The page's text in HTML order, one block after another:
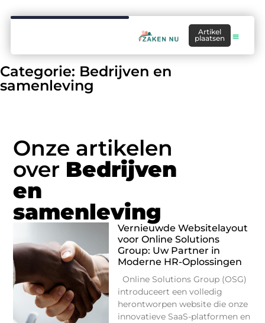
Artikel
plaatsen
Categorie: Bedrijven en
samenleving
Onze artikelen
over Bedrijven
en
samenleving
Vernieuwde Website­lay­out
voor Online Solutions
Group: Uw Partner in
Moderne HR-Oplossingen
Online Solutions Group (OSG)
introduceert een volledig
herontworpen website die onze
innovatieve SaaS-platformen en